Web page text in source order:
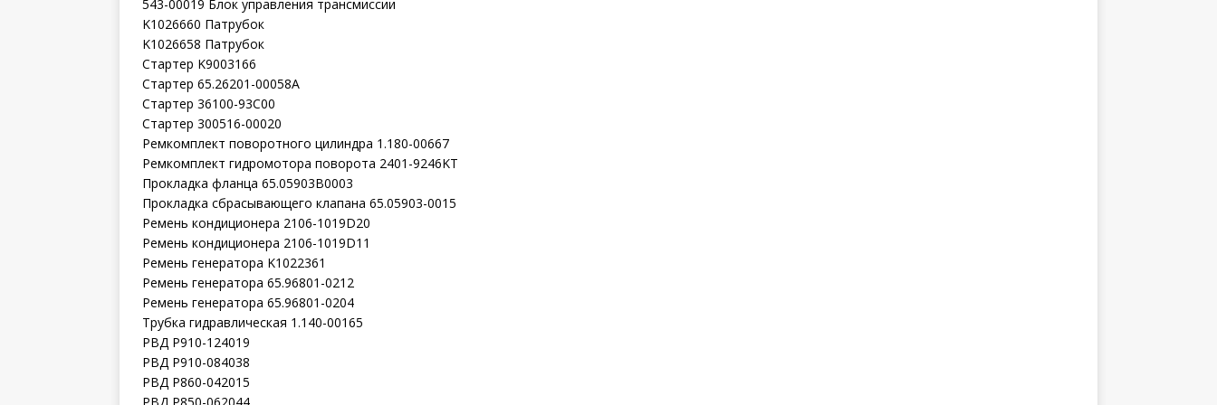
543-00019 Блок управления трансмиссии
K1026660 Патрубок
K1026658 Патрубок
Стартер K9003166
Стартер 65.26201-00058A
Стартер 36100-93C00
Стартер 300516-00020
Ремкомплект поворотного цилиндра 1.180-00667
Ремкомплект гидромотора поворота 2401-9246KT
Прокладка фланца 65.05903B0003
Прокладка сбрасывающего клапана 65.05903-0015
Ремень кондиционера 2106-1019D20
Ремень кондиционера 2106-1019D11
Ремень генератора K1022361
Ремень генератора 65.96801-0212
Ремень генератора 65.96801-0204
Трубка гидравлическая 1.140-00165
РВД P910-124019
РВД P910-084038
РВД P860-042015